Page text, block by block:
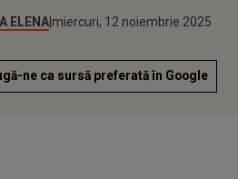
ELENA Publicat:
miercuri, 12 noiembrie 2025
ne ca sursă preferată în Google